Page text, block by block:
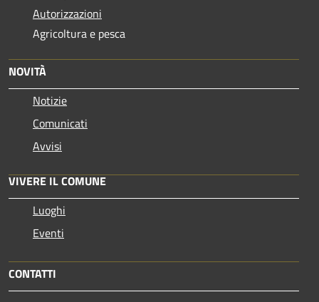
Autorizzazioni
Agricoltura e pesca
NOVITÀ
Notizie
Comunicati
Avvisi
VIVERE IL COMUNE
Luoghi
Eventi
CONTATTI